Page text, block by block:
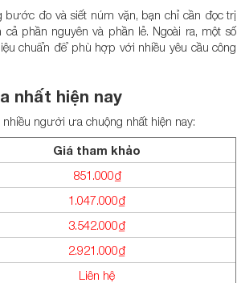
đo và siết núm vặn, bạn chỉ cần đọc trị
phần nguyên và phần lẻ. Ngoài ra, một số
chuẩn để phù hợp với nhiều yêu cầu công
nhất hiện nay
người ưa chuộng nhất hiện nay:
Giá tham khảo
851.000₫
1.047.000₫
3.542.000₫
2.921.000₫
Liên hệ